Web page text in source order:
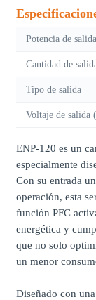
Potencia de salida
Cantidad de
Tipo de salida
Voltaje de salida
ENP-120 es un
especialmente
Con su entrada
operación, esta
función PFC
energética y
que no solo
un menor
Diseñado con